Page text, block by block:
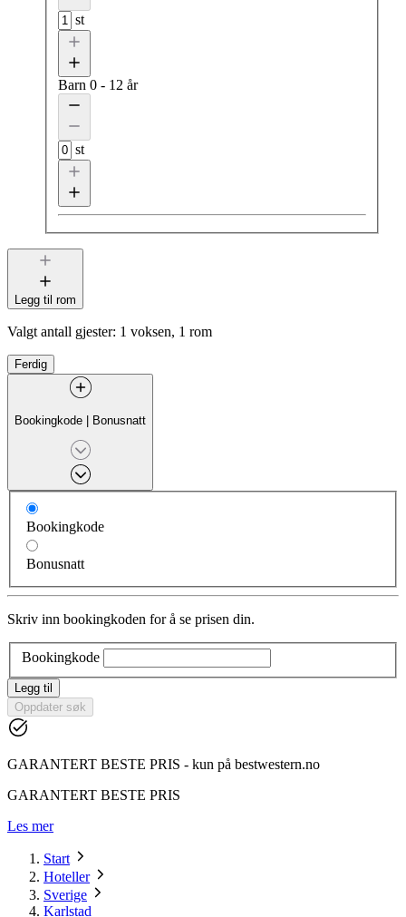
st
Barn 0 - 12 år
st
Legg til rom
Valgt antall gjester: 1 voksen, 1 rom
Ferdig
Bookingkode | Bonusnatt
Bookingkode
Bonusnatt
Skriv inn bookingkoden for å se prisen din.
Bookingkode
Legg til
Oppdater søk
GARANTERT BESTE PRIS - kun på bestwestern.no
GARANTERT BESTE PRIS
Les mer
Start
Hoteller
Sverige
Karlstad